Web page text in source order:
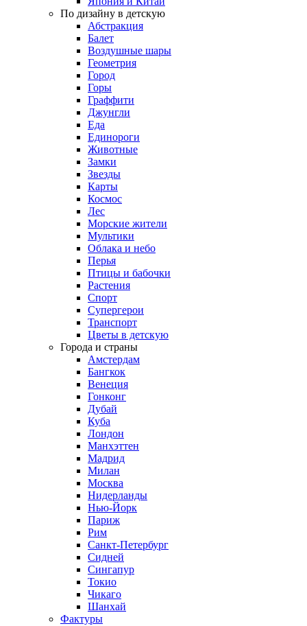
По дизайну в детскую
Абстракция
Балет
Воздушные шары
Геометрия
Город
Горы
Граффити
Джунгли
Еда
Единороги
Животные
Замки
Звезды
Карты
Космос
Лес
Морские жители
Мультики
Облака и небо
Перья
Птицы и бабочки
Растения
Спорт
Супергерои
Транспорт
Цветы в детскую
Города и страны
Амстердам
Бангкок
Венеция
Гонконг
Дубай
Куба
Лондон
Манхэттен
Мадрид
Милан
Москва
Нидерланды
Нью-Йорк
Париж
Рим
Санкт-Петербург
Сидней
Сингапур
Токио
Чикаго
Шанхай
Фактуры